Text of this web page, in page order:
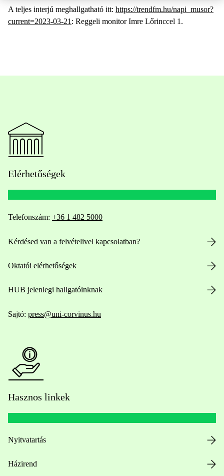
A teljes interjú meghallgatható itt: https://trendfm.hu/napi_musor?
current=2023-03-21: Reggeli monitor Imre Lőrinccel 1.
Elérhetőségek
Telefonszám: +36 1 482 5000
Kérdésed van a felvételivel kapcsolatban?
Oktatói elérhetőségek
HUB jelenlegi hallgatóinknak
Sajtó: press@uni-corvinus.hu
Hasznos linkek
Nyitvatartás
Házirend